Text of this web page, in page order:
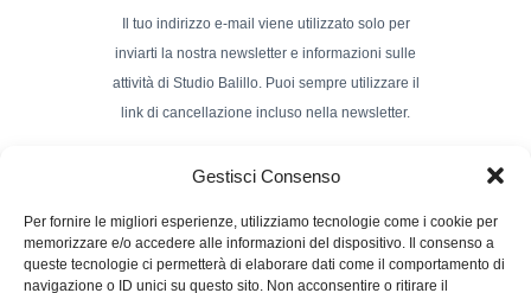
Gestisci Consenso
Per fornire le migliori esperienze, utilizziamo tecnologie come i cookie per
memorizzare e/o accedere alle informazioni del dispositivo. Il consenso a
queste tecnologie ci permetterà di elaborare dati come il comportamento di
navigazione o ID unici su questo sito. Non acconsentire o ritirare il
Il tuo indirizzo e-mail viene utilizzato solo per
inviarti la nostra newsletter e informazioni sulle
attività di Studio Balillo. Puoi sempre utilizzare il
link di cancellazione incluso nella newsletter.
Nome e Cognome